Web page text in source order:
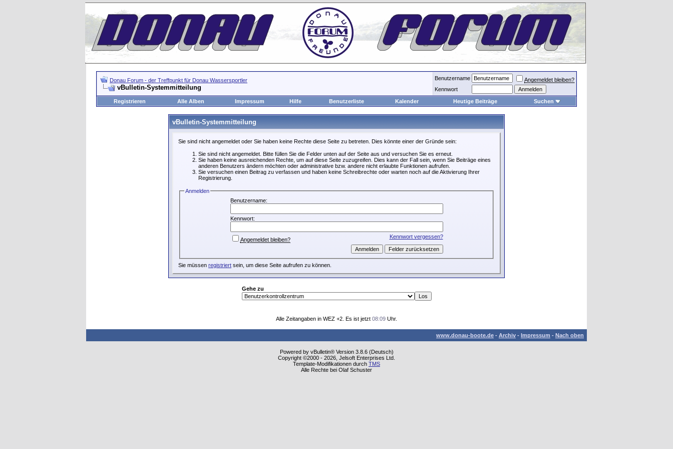
Donau Forum - der Treffpunkt für Donau Wassersportler
vBulletin-Systemmitteilung
Benutzername
Angemeldet bleiben?
Kennwort
Registrieren
Alle Alben Impressum Hilfe Benutzerliste Kalender Heutige Beiträge Suchen
vBulletin-Systemmitteilung
Sie sind nicht angemeldet oder Sie haben keine Rechte diese Seite zu betreten. Dies könnte einer der Gründe sein:
Sie sind nicht angemeldet. Bitte füllen Sie die Felder unten auf der Seite aus und versuchen Sie es erneut.
Sie haben keine ausreichenden Rechte, um auf diese Seite zuzugreifen. Dies kann der Fall sein, wenn Sie Beiträge eines
anderen Benutzers ändern möchten oder administrative bzw. andere nicht erlaubte Funktionen aufrufen.
Sie versuchen einen Beitrag zu verfassen und haben keine Schreibrechte oder warten noch auf die Aktivierung Ihrer
Registrierung.
Anmelden
Benutzername:
Kennwort:
Kennwort vergessen?
Angemeldet bleiben?
Sie müssen registriert sein, um diese Seite aufrufen zu können.
Gehe zu
Alle Zeitangaben in WEZ +2. Es ist jetzt 08:09 Uhr.
www.donau-boote.de - Archiv - Impressum - Nach oben
Powered by vBulletin® Version 3.8.6 (Deutsch)
Copyright ©2000 - 2026, Jelsoft Enterprises Ltd.
Template-Modifikationen durch TMS
Alle Rechte bei Olaf Schuster